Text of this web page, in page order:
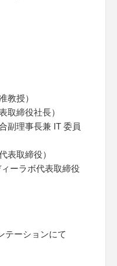
教授）
取締役社長）
副理事長兼 IT 委員
表取締役）
ーラボ代表取締役
テーションにて